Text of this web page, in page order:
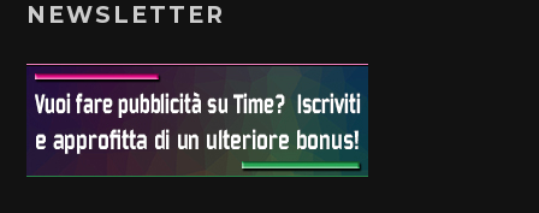
NEWSLETTER